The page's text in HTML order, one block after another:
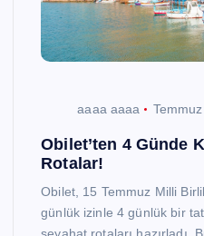
aaaa aaaa
Obilet’ten 4 Günde
Rotalar!
Obilet, 15 Temmuz Milli
günlük izinle 4 günlük bir